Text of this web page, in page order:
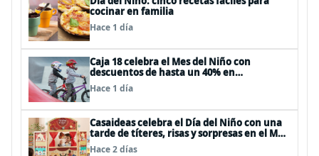
cocinar en familia
Hace 1 día
Caja 18 celebra el Mes del Niño con
descuentos de hasta un 40% en
panoramas, cine, shows y streaming
Hace 1 día
Casaideas celebra el Día del Niño con una
tarde de títeres, risas y sorpresas en el Mall
Plaza Vespucio
Hace 2 días